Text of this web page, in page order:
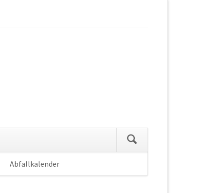
überspringen
Abfallkalender